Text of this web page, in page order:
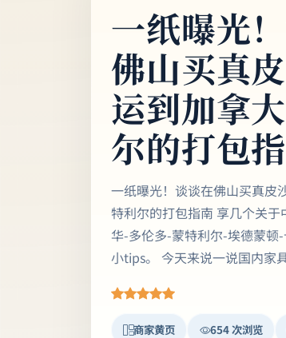
一纸曝光
佛山买真
运到加拿
尔的打包
一纸曝光！谈谈在佛山买真皮
特利尔的打包指南 享几个关于
华-多伦多-蒙特利尔-埃德蒙顿
小tips。 今天来说一说国内家
商家黄页 654 次浏览